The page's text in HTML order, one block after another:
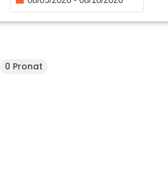
0 Pronat